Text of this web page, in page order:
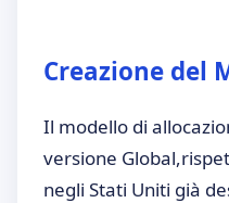
Creazione del
Il modello di
versione
negli Stati Uniti già